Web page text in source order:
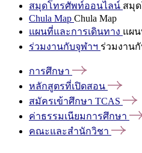
สมุดโทรศัพท์ออนไลน์ สมุ
Chula Map Chula Map
แผนที่และการเดินทาง แผ
ร่วมงานกับจุฬาฯ ร่วมงาน
การศึกษา
หลักสูตรที่เปิดสอน
สมัครเข้าศึกษา TCAS
ค่าธรรมเนียมการศึกษา
คณะและสำนักวิชา